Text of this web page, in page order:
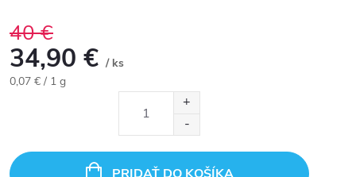
40 €
34,90 € / ks
Jednotková
0,07 € / 1 g